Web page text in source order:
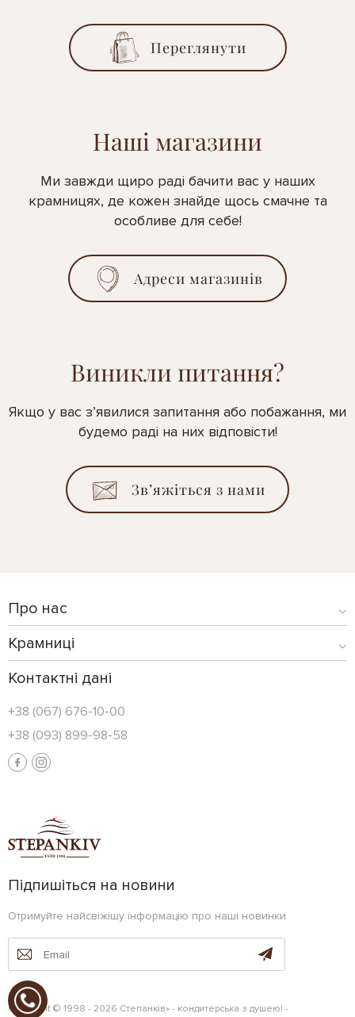
Переглянути
Наші магазини
Ми завжди щиро раді бачити вас у наших
крамницях, де кожен знайде щось смачне та
особливе для себе!
Адреси магазинів
Виникли питання?
Якщо у вас з’явилися запитання або побажання, ми
будемо раді на них відповісти!
Зв’яжіться з нами
Про нас
Крамниці
Контактні дані
+38 (067) 676-10-00
+38 (093) 899-98-58
Підпишіться на новини
Отримуйте найсвіжішу інформацію про наші новинки
Copyright © 1998 - 2026 Степанків» - кондитерська з душею! -